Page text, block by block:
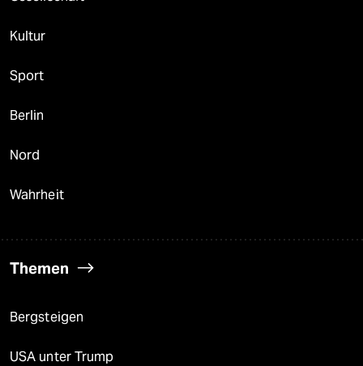
Kultur
Sport
Berlin
Nord
Wahrheit
Themen
Bergsteigen
USA unter Trump